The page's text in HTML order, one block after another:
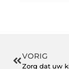
VORIG